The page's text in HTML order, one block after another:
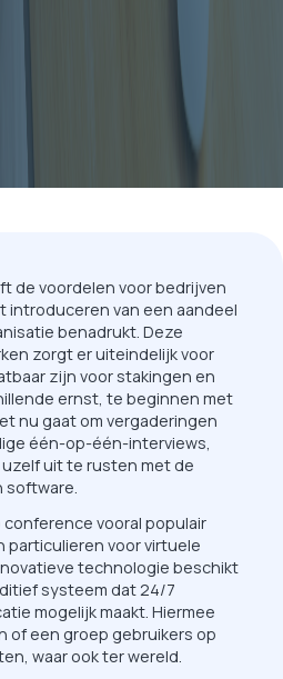
de voordelen voor bedrijven
introduceren van een aandeel
benadrukt. Deze
zorgt er uiteindelijk voor
zijn voor stakingen en
ernst, te beginnen met
nu gaat om vergaderingen
één-op-één-interviews,
uit te rusten met de
software.
vooral populair
particulieren voor virtuele
technologie beschikt
systeem dat 24/7
mogelijk maakt. Hiermee
of een groep gebruikers op
waar ook ter wereld.